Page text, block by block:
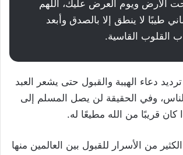
الأرض ويوم العرض عليك، اللهم
طيبًا لا ينطق إلا بالصدق وأبعد
القلوب القاسية.
دعاء الهيبة والقبول حتى يشعر العبد
وفي الحقيقة لن يصل المسلم إلى
كان قريبًا من الله مطيعًا له.
من الأسرار للقبول بين العالمين منها